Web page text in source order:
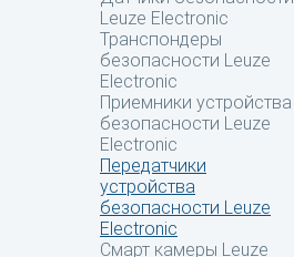
Leuze Electronic
Транспондеры
безопасности Leuze
Electronic
Приемники устройства
безопасности Leuze
Electronic
Передатчики
устройства
безопасности Leuze
Electronic
Смарт камеры Leuze